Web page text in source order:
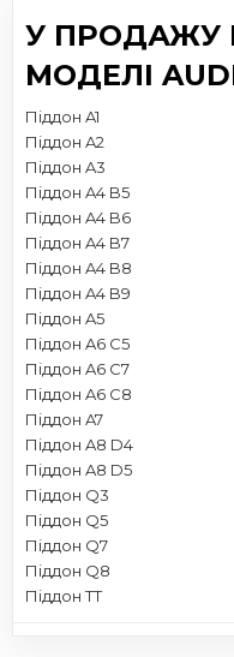
У ПРОДАЖУ
МОДЕЛІ
Піддон A1
Піддон A2
Піддон A3
Піддон A4 B5
Піддон A4 B6
Піддон A4 B7
Піддон A4 B8
Піддон A4 B9
Піддон A5
Піддон A6 C5
Піддон A6 C7
Піддон A6 C8
Піддон A7
Піддон A8 D4
Піддон A8 D5
Піддон Q3
Піддон Q5
Піддон Q7
Піддон Q8
Піддон TT